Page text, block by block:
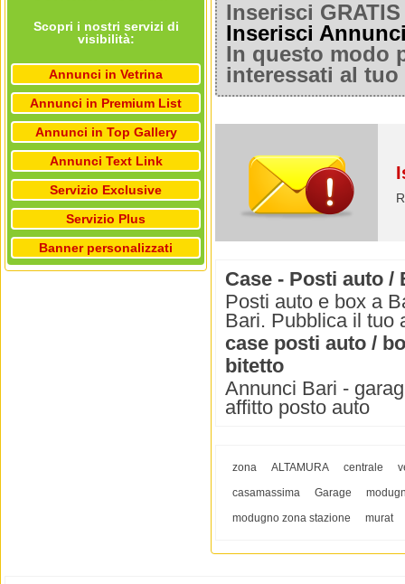
Scopri i nostri servizi di
visibilità:
Annunci in Vetrina
Annunci in Premium List
Annunci in Top Gallery
Annunci Text Link
Servizio Exclusive
Servizio Plus
Banner personalizzati
Inserisci
Inserisci
In questo modo
interessati al
Case - Posti auto /
Posti auto e box a
Bari. Pubblica il tuo
case posti auto /
bitetto
Annunci Bari -
affitto posto auto
zona ALTAMURA centrale
casamassima
Garage
modugno zona stazione
murat